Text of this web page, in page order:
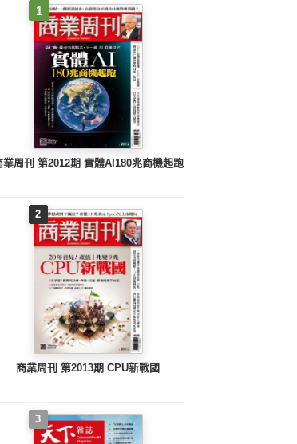
理財周刊1349期：美
光大賺 帶旺記憶體股
SPHBM4＋AI玻璃新飆
股
1
商業周刊 第2012期 實體AI180兆商機起跑
2
商業周刊 第2013期 CPU新戰國
3